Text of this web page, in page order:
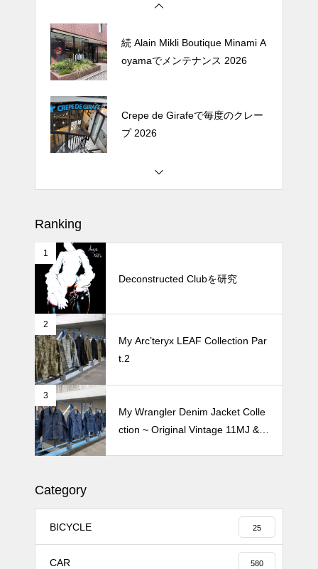
続 Alain Mikli Boutique Minami A
oyamaでメンテナンス 2026
Crepe de Girafeで毎度のクレー
プ 2026
oyamaでメンテナンス 2026
Ranking
1
Deconstructed Clubを研究
2
My Arc’teryx LEAF Collection Par
t.2
3
My Wrangler Denim Jacket Colle
ction ~ Original Vintage 11MJ & 1
Category
BICYCLE 25
CAR 580